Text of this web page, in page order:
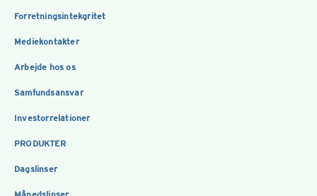
Forretningsintekgritet
Mediekontakter
Arbejde hos os
Samfundsansvar
Investorrelationer
PRODUKTER
Dagslinser